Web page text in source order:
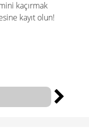
kaçırmak
kayıt olun!